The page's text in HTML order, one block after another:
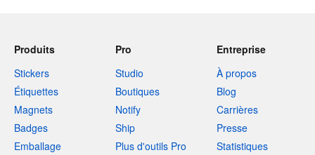
Produits
Stickers
Étiquettes
Magnets
Badges
Emballage
Pro
Studio
Boutiques
Notify
Ship
Plus d'outils Pro
Entreprise
À propos
Blog
Carrières
Presse
Statistiques